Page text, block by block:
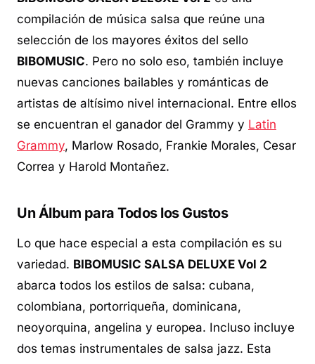
compilación de música salsa que reúne una
selección de los mayores éxitos del sello
BIBOMUSIC. Pero no solo eso, también incluye
nuevas canciones bailables y románticas de
artistas de altísimo nivel internacional. Entre ellos
se encuentran el ganador del Grammy y Latin
Grammy, Marlow Rosado, Frankie Morales, Cesar
Correa y Harold Montañez.
Un Álbum para Todos los Gustos
Lo que hace especial a esta compilación es su
variedad. BIBOMUSIC SALSA DELUXE Vol 2
abarca todos los estilos de salsa: cubana,
colombiana, portorriqueña, dominicana,
neoyorquina, angelina y europea. Incluso incluye
dos temas instrumentales de salsa jazz. Esta